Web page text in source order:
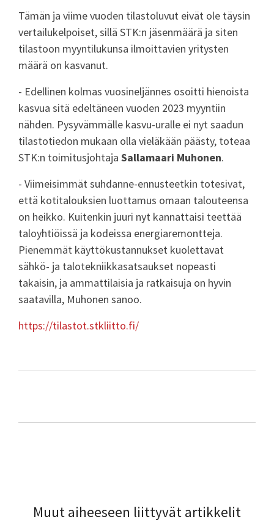
Tämän ja viime vuoden tilastoluvut eivät ole täysin
vertailukelpoiset, sillä STK:n jäsenmäärä ja siten
tilastoon myyntilukunsa ilmoittavien yritysten
määrä on kasvanut.
- Edellinen kolmas vuosineljännes osoitti hienoista
kasvua sitä edeltäneen vuoden 2023 myyntiin
nähden. Pysyvämmälle kasvu-uralle ei nyt saadun
tilastotiedon mukaan olla vieläkään päästy, toteaa
STK:n toimitusjohtaja Sallamaari Muhonen.
- Viimeisimmät suhdanne-ennusteetkin totesivat,
että kotitalouksien luottamus omaan talouteensa
on heikko. Kuitenkin juuri nyt kannattaisi teettää
taloyhtiöissä ja kodeissa energiaremontteja.
Pienemmät käyttökustannukset kuolettavat
sähkö- ja talotekniikkasatsaukset nopeasti
takaisin, ja ammattilaisia ja ratkaisuja on hyvin
saatavilla, Muhonen sanoo.
https://tilastot.stkliitto.fi/
Muut aiheeseen liittyvät artikkelit